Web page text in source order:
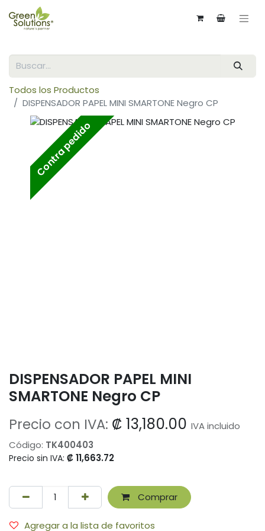
Todos los Productos
DISPENSADOR PAPEL MINI SMARTONE Negro CP
Contra pedido
DISPENSADOR PAPEL MINI
SMARTONE Negro CP
Precio con IVA: ₡ 13,180.00 IVA incluido
Código: TK400403
Precio sin IVA: ₡11,663.72
Comprar
Agregar a la lista de favoritos